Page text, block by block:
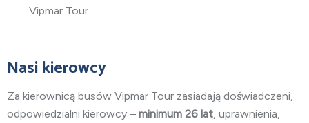
Vipmar Tour.
Nasi kierowcy
Za kierownicą busów Vipmar Tour zasiadają doświadczeni,
odpowiedzialni kierowcy – minimum 26 lat , uprawnienia,